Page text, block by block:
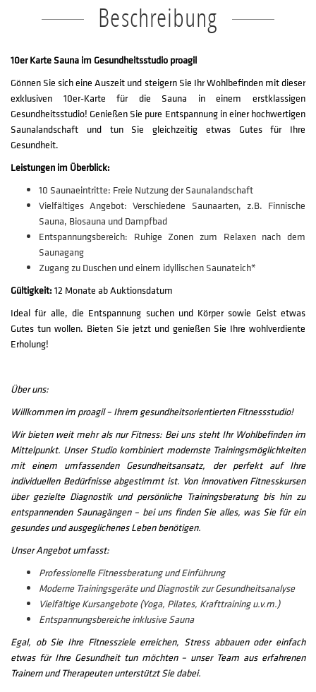
Beschreibung
10er Karte Sauna im Gesundheitsstudio proagil
Gönnen Sie sich eine Auszeit und steigern Sie Ihr Wohlbefinden mit dieser
exklusiven 10er-Karte für die Sauna in einem erstklassigen
Gesundheitsstudio! Genießen Sie pure Entspannung in einer hochwertigen
Saunalandschaft und tun Sie gleichzeitig etwas Gutes für Ihre
Gesundheit.
Leistungen im Überblick:
10 Saunaeintritte: Freie Nutzung der Saunalandschaft
Vielfältiges Angebot: Verschiedene Saunaarten, z.B. Finnische
Sauna, Biosauna und Dampfbad
Entspannungsbereich: Ruhige Zonen zum Relaxen nach dem
Saunagang
Zugang zu Duschen und einem idyllischen Saunateich*
Gültigkeit: 12 Monate ab Auktionsdatum
Ideal für alle, die Entspannung suchen und Körper sowie Geist etwas
Gutes tun wollen. Bieten Sie jetzt und genießen Sie Ihre wohlverdiente
Erholung!
Über uns:
Willkommen im proagil – Ihrem gesundheitsorientierten Fitnessstudio!
Wir bieten weit mehr als nur Fitness: Bei uns steht Ihr Wohlbefinden im
Mittelpunkt. Unser Studio kombiniert modernste Trainingsmöglichkeiten
mit einem umfassenden Gesundheitsansatz, der perfekt auf Ihre
individuellen Bedürfnisse abgestimmt ist. Von innovativen Fitnesskursen
über gezielte Diagnostik und persönliche Trainingsberatung bis hin zu
entspannenden Saunagängen – bei uns finden Sie alles, was Sie für ein
gesundes und ausgeglichenes Leben benötigen.
Unser Angebot umfasst:
Professionelle Fitnessberatung und Einführung
Moderne Trainingsgeräte und Diagnostik zur Gesundheitsanalyse
Vielfältige Kursangebote (Yoga, Pilates, Krafttraining u.v.m.)
Entspannungsbereiche inklusive Sauna
Egal, ob Sie Ihre Fitnessziele erreichen, Stress abbauen oder einfach
etwas für Ihre Gesundheit tun möchten – unser Team aus erfahrenen
Trainern und Therapeuten unterstützt Sie dabei.